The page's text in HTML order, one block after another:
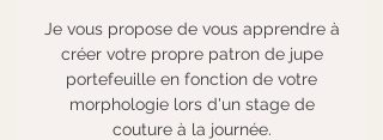
Je vous propose de vous apprendre à
créer votre propre patron de jupe
portefeuille en fonction de votre
morphologie lors d'un stage de
couture à la journée.